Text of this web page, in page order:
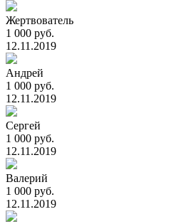
Жертвователь
1 000 руб.
12.11.2019
Андрей
1 000 руб.
12.11.2019
Сергей
1 000 руб.
12.11.2019
Валерий
1 000 руб.
12.11.2019